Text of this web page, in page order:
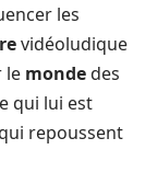
les
vidéoludique
le mondedes
qui lui est
repoussent